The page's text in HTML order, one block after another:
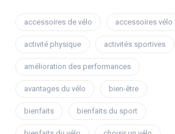
accessoires de vélo accessoires vélo
activité physique activités sportives
amélioration des performances
avantages du vélo bien-être
bienfaits bienfaits du sport